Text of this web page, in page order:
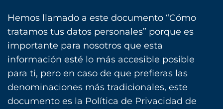
Hemos llamado a este documento “Cómo
tratamos tus datos personales” porque es
importante para nosotros que esta
información esté lo más accesible posible
para ti, pero en caso de que prefieras las
denominaciones más tradicionales, este
documento es la Política de Privacidad de